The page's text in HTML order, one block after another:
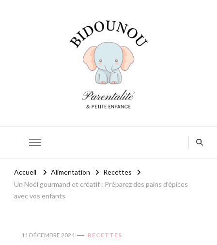
Accueil Alimentation
Recettes
Un Noël gourmand et créatif : Préparez des pains d’épices
avec vos enfants
11 DÉCEMBRE 2024 RECETTES